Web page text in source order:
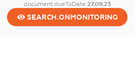
document.dueToDate27.09.23
SEARCH.ONMONITORING